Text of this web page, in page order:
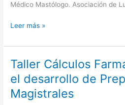
Médico Mastólogo. Asociación de
Leer más »
Taller Cálculos
el desarrollo de
Magistrales
Taller
Cálculos
Farmacéuticos
para